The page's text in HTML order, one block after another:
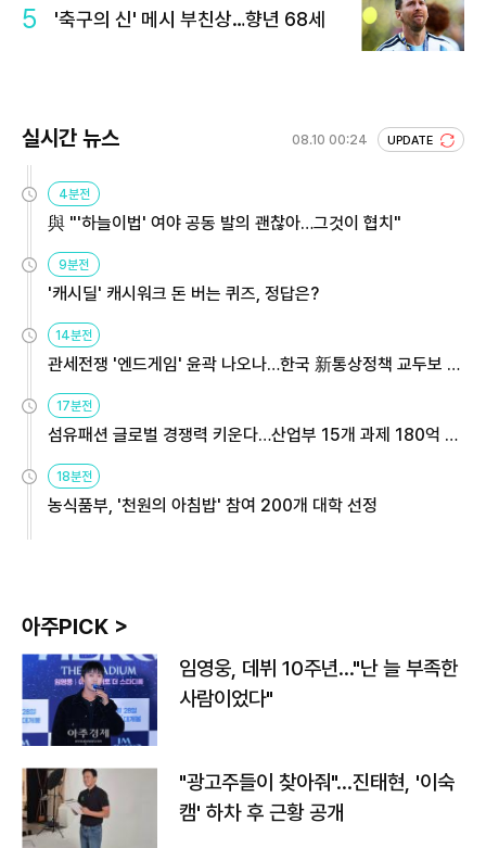
5 '축구의 신' 메시 부친상…향년 68세
실시간 뉴스 08.10 00:24 UPDATE
4분전
與 "'하늘이법' 여야 공동 발의 괜찮아…그것이 협치"
9분전
'캐시딜' 캐시워크 돈 버는 퀴즈, 정답은?
14분전
관세전쟁 '엔드게임' 윤곽 나오나…한국 新통상정책 교두보 활
용해야
17분전
섬유패션 글로벌 경쟁력 키운다…산업부 15개 과제 180억 지
원
18분전
농식품부, '천원의 아침밥' 참여 200개 대학 선정
아주PICK >
임영웅, 데뷔 10주년…"난 늘 부족한
사람이었다"
"광고주들이 찾아줘"…진태현, '이숙
캠' 하차 후 근황 공개